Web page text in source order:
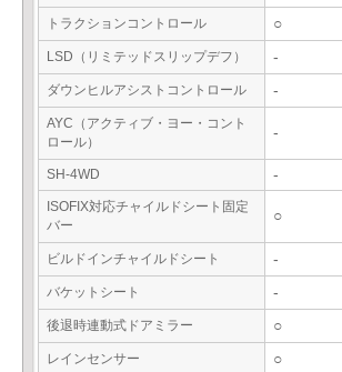
トラクションコントロール ○
LSD（リミテッドスリップデフ） -
ダウンヒルアシストコントロール -
AYC（アクティブ・ヨー・コント
ロール）
-
SH-4WD -
ISOFIX対応チャイルドシート固定
バー
○
ビルドインチャイルドシート -
バケットシート -
後退時連動式ドアミラー ○
レインセンサー ○